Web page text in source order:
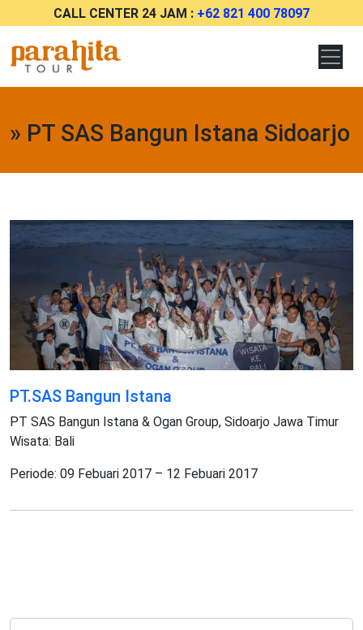
CALL CENTER 24 JAM : +62 821 400 78097
» PT SAS Bangun Istana Sidoarjo
PT.SAS Bangun Istana
PT SAS Bangun Istana & Ogan Group, Sidoarjo Jawa Timur
Wisata: Bali
Periode: 09 Febuari 2017 – 12 Febuari 2017